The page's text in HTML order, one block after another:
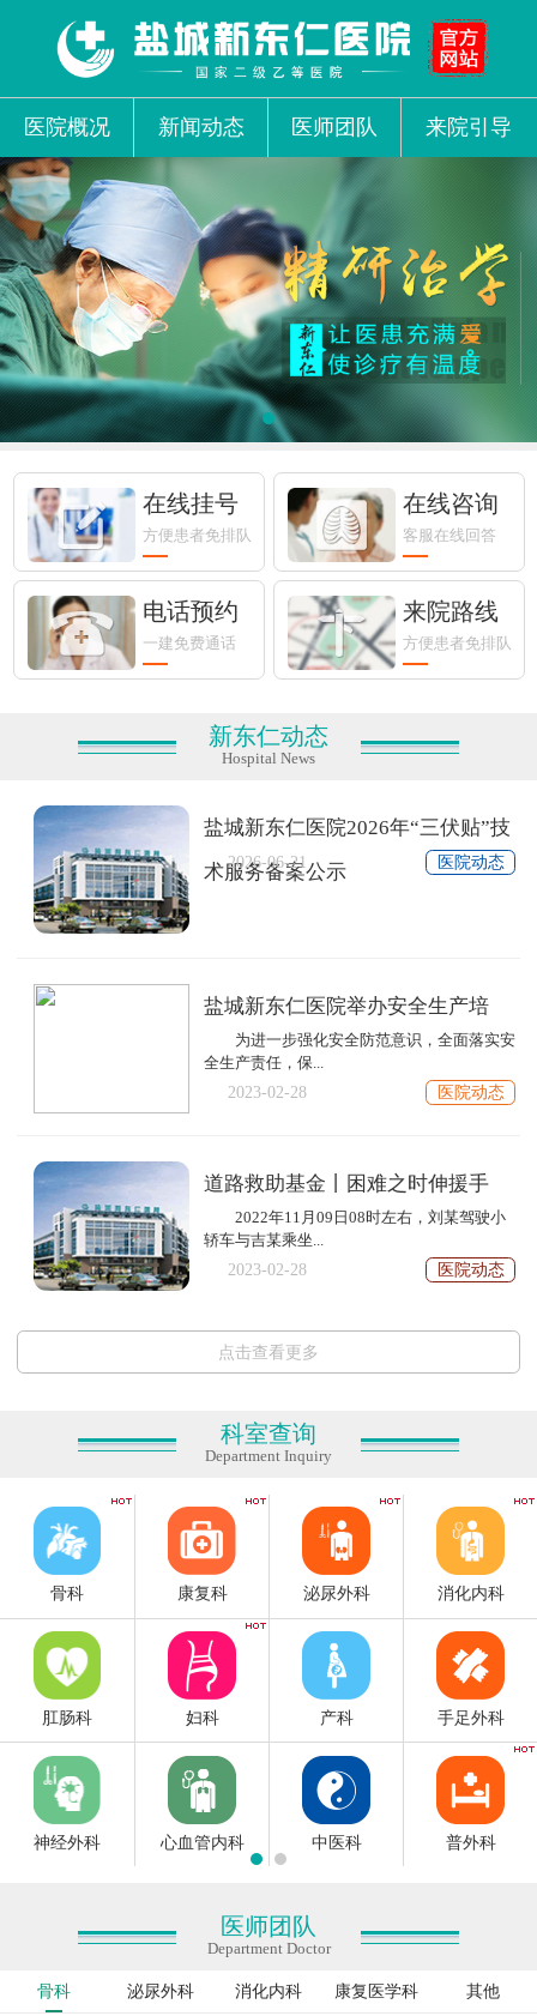
医院概况 新闻动态 医师团队 来院引导
在线挂号
方便患者免排队
在线咨询
客服在线回答
电话预约
一建免费通话
来院路线
方便患者免排队
新东仁动态
Hospital News
盐城新东仁医院2026年“三伏贴”技
术服务备案公示
2026-06-21 医院动态
盐城新东仁医院举办安全生产培
为进一步强化安全防范意识，全面落实安
全生产责任，保...
2023-02-28 医院动态
道路救助基金丨困难之时伸援手
2022年11月09日08时左右，刘某驾驶小
轿车与吉某乘坐...
2023-02-28 医院动态
点击查看更多
科室查询
Department Inquiry
骨科 康复科 泌尿外科 消化内科
肛肠科 妇科 产科 手足外科
神经外科 心血管内科 中医科 普外科
医师团队
Department Doctor
骨科 泌尿外科 消化内科 康复医学科 其他